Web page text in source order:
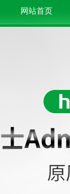
网站首页